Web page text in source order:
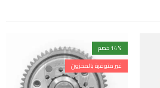
14% خصم
غير متوفرة بالمخزون